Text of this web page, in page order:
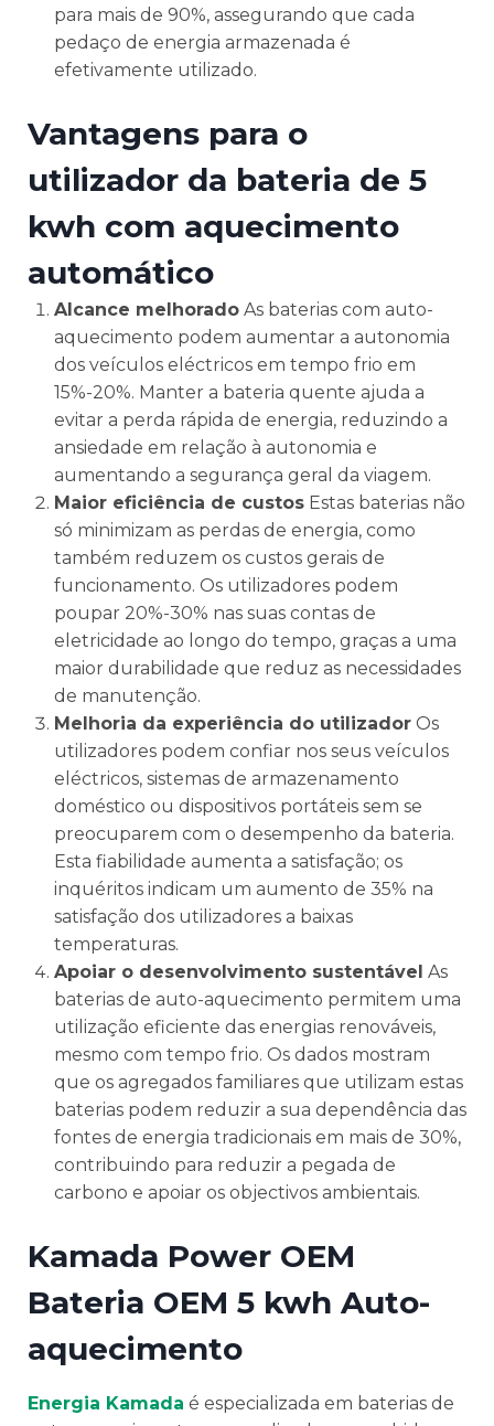
para mais de 90%, assegurando que cada
pedaço de energia armazenada é
efetivamente utilizado.
Vantagens para o
utilizador da bateria de 5
kwh com aquecimento
automático
Alcance melhorado As baterias com auto-
aquecimento podem aumentar a autonomia
dos veículos eléctricos em tempo frio em
15%-20%. Manter a bateria quente ajuda a
evitar a perda rápida de energia, reduzindo a
ansiedade em relação à autonomia e
aumentando a segurança geral da viagem.
Maior eficiência de custos Estas baterias não
só minimizam as perdas de energia, como
também reduzem os custos gerais de
funcionamento. Os utilizadores podem
poupar 20%-30% nas suas contas de
eletricidade ao longo do tempo, graças a uma
maior durabilidade que reduz as necessidades
de manutenção.
Melhoria da experiência do utilizador Os
utilizadores podem confiar nos seus veículos
eléctricos, sistemas de armazenamento
doméstico ou dispositivos portáteis sem se
preocuparem com o desempenho da bateria.
Esta fiabilidade aumenta a satisfação; os
inquéritos indicam um aumento de 35% na
satisfação dos utilizadores a baixas
temperaturas.
Apoiar o desenvolvimento sustentável As
baterias de auto-aquecimento permitem uma
utilização eficiente das energias renováveis,
mesmo com tempo frio. Os dados mostram
que os agregados familiares que utilizam estas
baterias podem reduzir a sua dependência das
fontes de energia tradicionais em mais de 30%,
contribuindo para reduzir a pegada de
carbono e apoiar os objectivos ambientais.
Kamada Power OEM
Bateria OEM 5 kwh Auto-
aquecimento
Energia Kamada é especializada em baterias de